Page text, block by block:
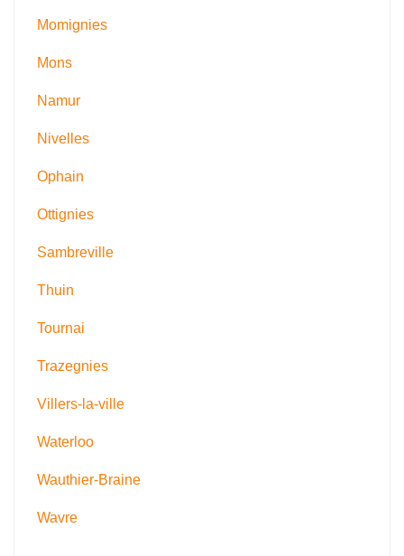
Momignies
Mons
Namur
Nivelles
Ophain
Ottignies
Sambreville
Thuin
Tournai
Trazegnies
Villers-la-ville
Waterloo
Wauthier-Braine
Wavre